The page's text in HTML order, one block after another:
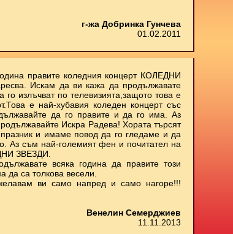
г-жа Добринка Гунчева
01.02.2011
правите коледния концерт КОЛЕДНИ
Искам да ви кажа да продължавате
го излъчват по телевизията,защото това е
е най-хубавия коледен концерт със
да го правите и да го има. Аз
Искра Радева! Хората търсят
празник и имаме повод да го гледаме и да
Аз съм най-големият фен и почитател на
ЗВЕЗДИ.
всяка година да правите този
да са толкова весели.
ви само напред и само нагоре!!!
Венелин Семерджиев
11.11.2013